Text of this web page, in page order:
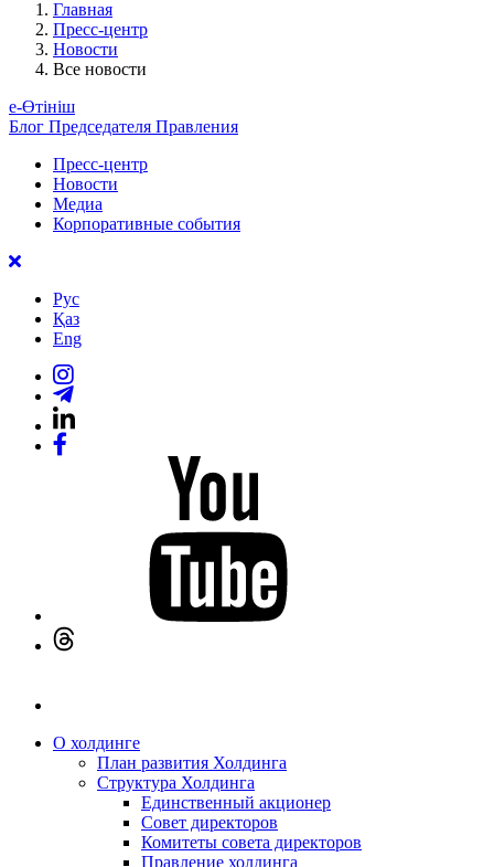
Главная
Пресс-центр
Новости
Все новости
е-Өтініш
Блог Председателя Правления
Пресс-центр
Новости
Медиа
Корпоративные события
Рус
Қаз
Eng
О холдинге
План развития Холдинга
Структура Холдинга
Единственный акционер
Совет директоров
Комитеты совета директоров
Правление холдинга